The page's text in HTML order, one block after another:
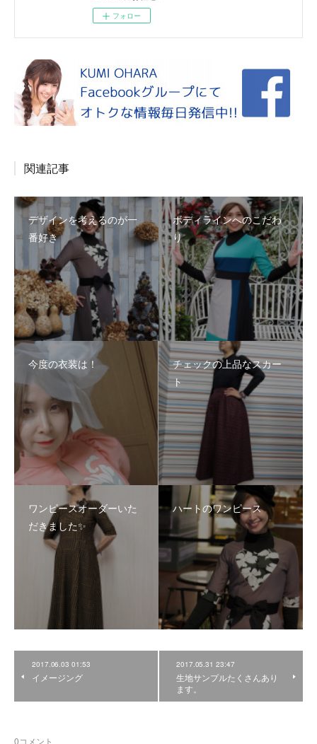
フォロー
関連記事
デザインを考えるのが一
番好き
ボディラインへのこだわ
り
今度の衣装は！
チェックの上品なスカー
ト
ワンピースオーダーいた
だきました✨
ハートのワンピース
2017.06.03 01:53
イメージング
2017.05.31 23:47
生地サンプルたくさんあり
ます。
0コメント